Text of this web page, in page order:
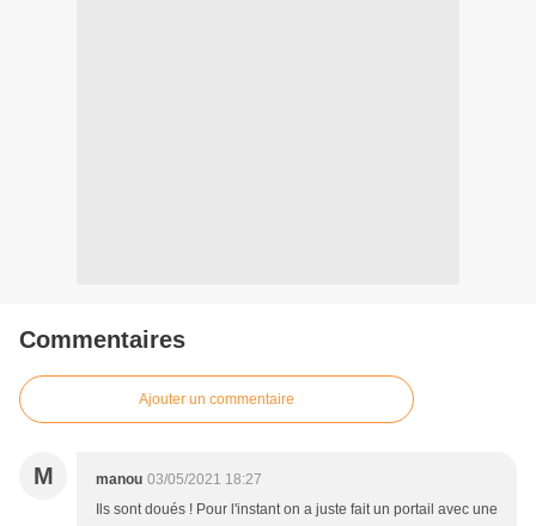
Commentaires
Ajouter un commentaire
M manou 03/05/2021 18:27
Ils sont doués ! Pour l'instant on a juste fait un portail avec une